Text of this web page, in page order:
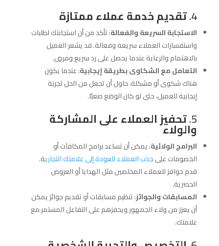
4. تقديم خدمة عملاء ممتازة
الاستجابة السريعة والفعالة: تأكد من أن استجابتك لطلبات
واستفسارات العملاء سريعة وفعالة. قد يشعر العميل
بالاهتمام والرعاية عندما يحصل على رد سريع ومرضٍ.
التعامل مع الشكاوى بطريقة إيجابية: عندما يكون
هناك شكوى أو مشكلة، حاول أن تجعل من الحل تجربة
إيجابية للعميل، حتى لو كان الوضع صعبًا.
5. تحفيز العملاء على المشاركة
والولاء
البرامج الولائية: يمكن أن تساعد برامج المكافآت أو
الخصومات علىجذب العملاء للعودة إلى علامتك التجارية.
قدم حوافز للعملاء المخلصين مثل الهدايا أو العروض
الحصرية.
المسابقات والجوائز: تنظيم مسابقات أو تقديم جوائز يمكن
أن يعزز من ولاء الجمهور ويحفزهم على التفاعل المستمر مع
علامتك.